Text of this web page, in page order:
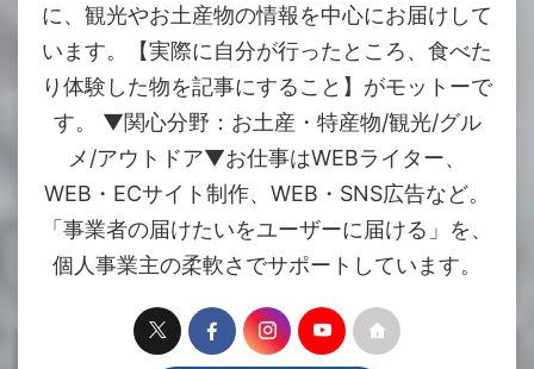
に、観光やお土産物の情報を中心にお届けして
います。【実際に自分が行ったところ、食べた
り体験した物を記事にすること】がモットーで
す。 ▼関心分野：お土産・特産物/観光/グル
メ/アウトドア▼お仕事はWEBライター、
WEB・ECサイト制作、WEB・SNS広告など。
「事業者の届けたいをユーザーに届ける」を、
個人事業主の柔軟さでサポートしています。